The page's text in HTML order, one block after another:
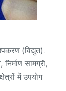
(विद्युत),
सामग्री,
में उपयोग